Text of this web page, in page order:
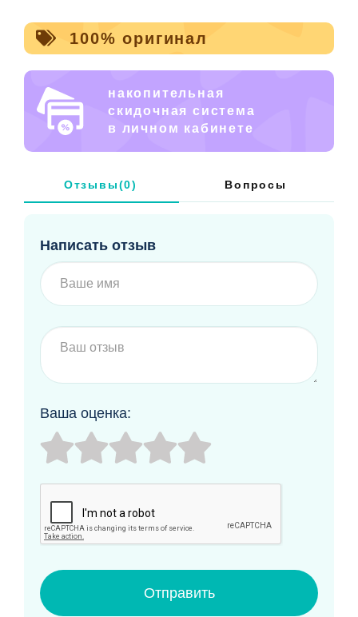
100% оригинал
накопительная
скидочная система
в личном кабинете
Отзывы(0) Вопросы
Написать отзыв
Ваша оценка:
Отправить